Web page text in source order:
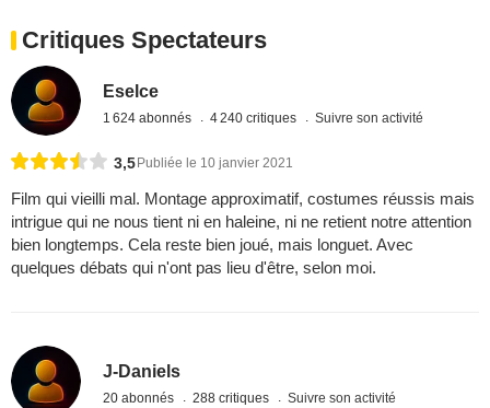
Critiques Spectateurs
Eselce
1 624 abonnés 4 240 critiques Suivre son activité
3,5 Publiée le 10 janvier 2021
Film qui vieilli mal. Montage approximatif, costumes réussis mais
intrigue qui ne nous tient ni en haleine, ni ne retient notre attention
bien longtemps. Cela reste bien joué, mais longuet. Avec
quelques débats qui n'ont pas lieu d'être, selon moi.
J-Daniels
20 abonnés 288 critiques Suivre son activité